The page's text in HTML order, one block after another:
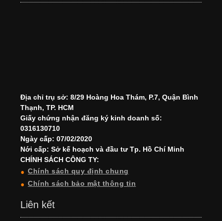
Địa chỉ trụ sở: 8/29 Hoàng Hoa Thám, P.7, Quận Bình
Thạnh, TP. HCM
Giấy chứng nhận đăng ký kinh doanh số:
0316130710
Ngày cấp: 07/02/2020
Nới cấp: Sở kế hoạch và đầu tư Tp. Hồ Chí Minh
CHÍNH SÁCH CÔNG TY:
Chính sách quy định chung
Chính sách bảo mật thông tin
Liên kết